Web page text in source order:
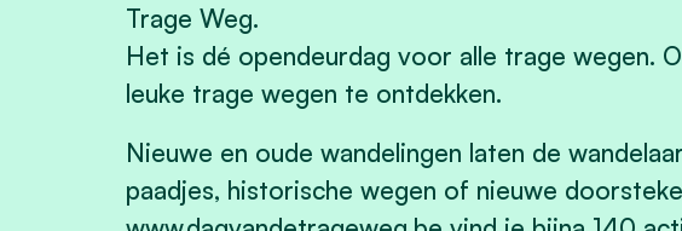
Trage Weg.
Het is dé opendeurdag voor alle trage wegen.
leuke trage wegen te ontdekken.
Nieuwe en oude wandelingen laten de
paadjes, historische wegen of nieuwe